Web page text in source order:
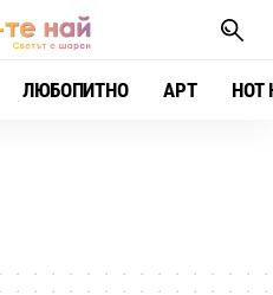
ЛЮБОПИТНО АРТ HOT